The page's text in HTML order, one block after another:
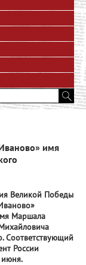
имя
Великой Победы
Маршала
Соответствующий
России
июня.